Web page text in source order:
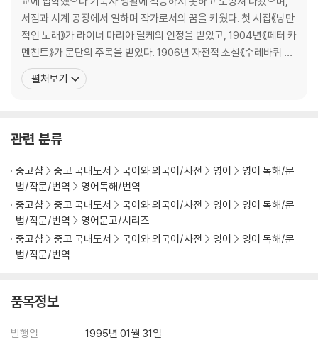
서점과 시계 공장에서 일하며 작가로서의 꿈을 키웠다. 첫 시집《낭만
적인 노래》가 라이너 마리아 릴케의 인정을 받았고, 1904년《페터 카
멘친트》가 문단의 주목을 받았다. 1906년 자전적 소설《수레바퀴 아
래서》를 출간했고, 1919년 필명 ‘에밀 싱클레어’로《데미안》을 출간
했다. 가장 활발한 작품 활동을 한 1920년에는《클링조어의 마지막
펼쳐보기
관련 분류
중고샵 중고 국내도서 국어와 외국어/사전 영어
영어 독해/문
법/작문/번역
영어독해/번역
중고샵
중고 국내도서 국어와 외국어/사전 영어
영어 독해/문
법/작문/번역
영어문고/시리즈
중고샵
중고 국내도서 국어와 외국어/사전 영어
영어 독해/문
법/작문/번역
품목정보
발행일
1995년 01월 31일